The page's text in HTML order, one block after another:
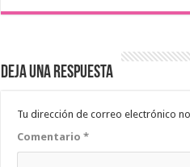
Deja una respuesta
Tu dirección de correo electrónico
Comentario *